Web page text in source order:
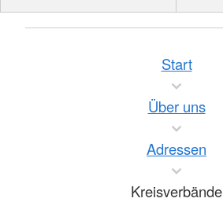
Start
Über uns
Adressen
Kreisverbände